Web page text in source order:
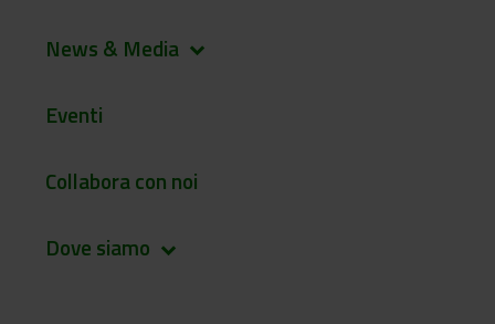
News & Media keyboard_arrow_down
Eventi
Collabora con noi
Dove siamo keyboard_arrow_down